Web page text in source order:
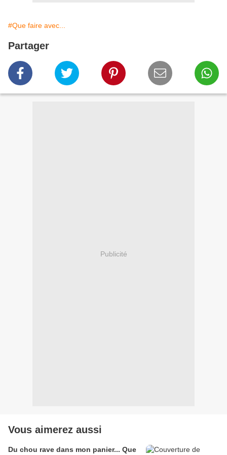
#Que faire avec...
Partager
Publicité
Vous aimerez aussi
Du chou rave dans mon panier... Que